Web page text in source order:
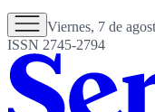
Viernes, 7 de
ISSN 2745-2794